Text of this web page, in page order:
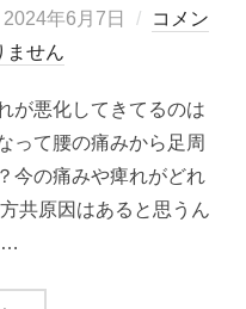
投
稿
2024年6月7日
コメン
ません
が悪化してきてるのは
って腰の痛みから足周
今の痛みや痺れがどれ
共原因はあると思うん
…